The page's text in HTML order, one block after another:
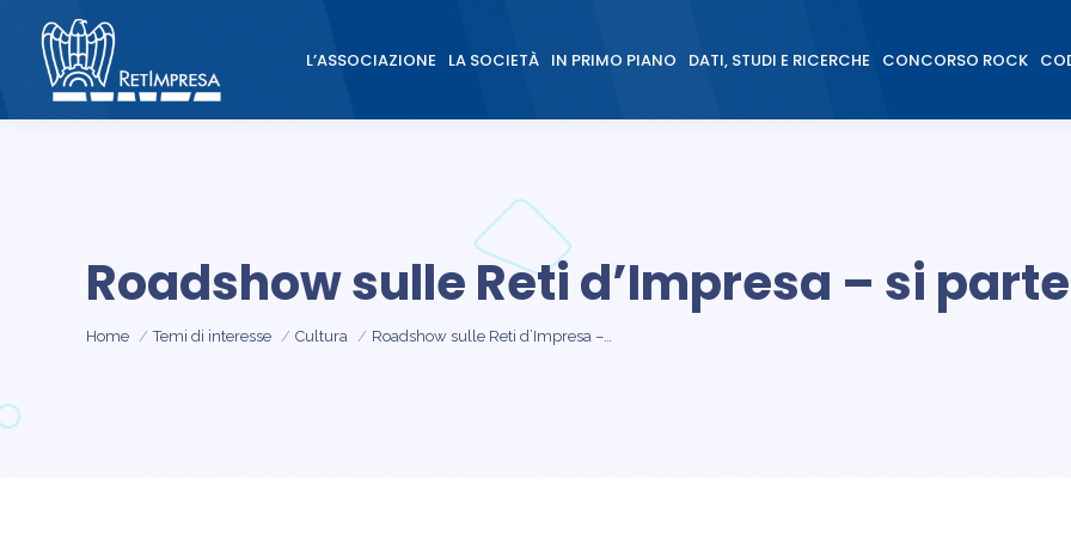
L’ASSOCIAZIONE LA SOCIETÀ IN PRIMO PIANO DATI, STUDI E RICERCHE CONCORSO ROCK
Roadshow sulle Reti d’Impresa – si
Tu sei qui:
Home Temi di interesse Cultura Roadshow sulle Reti d’Impresa –…
L’ASSOCIAZIONE LA SOCIETÀ IN PRIMO PIANO DATI, STUDI E RICERCHE CONCORSO ROCK